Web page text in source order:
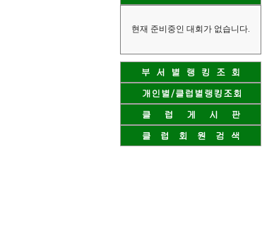
현재 준비중인 대회가 없습니다.